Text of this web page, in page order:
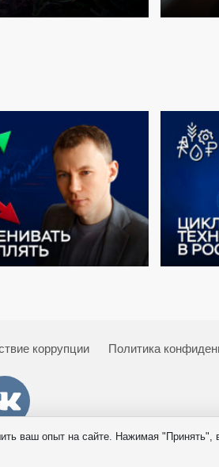
коррупции Политика
ваш опыт на сайте. Нажимая "Принять",